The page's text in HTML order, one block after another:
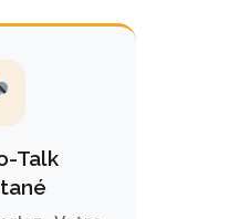
Talk